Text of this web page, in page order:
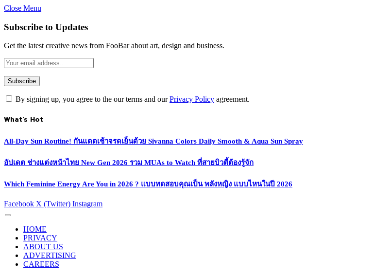
Close Menu
Subscribe to Updates
Get the latest creative news from FooBar about art, design and business.
By signing up, you agree to the our terms and ourPrivacy Policy agreement.
What's Hot
All-Day Sun Routine! กันแดดเช้าจรดเย็นด้วย Sivanna Colors Daily Smooth & Aqua Sun Spray
อัปเดต ช่างแต่งหน้าไทย New Gen 2026 รวม MUAs to Watch ที่สายบิวตี้ต้องรู้จัก
Which Feminine Energy Are You in 2026 ? แบบทดสอบคุณเป็น พลังหญิง แบบไหนในปี 2026
Facebook X (Twitter) Instagram
HOME
PRIVACY
ABOUT US
ADVERTISING
CAREERS